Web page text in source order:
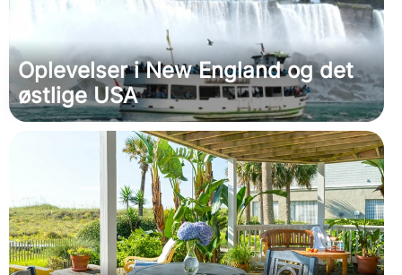
Oplevelser i New England og det
østlige USA